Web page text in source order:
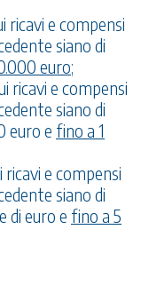
ricavi e compensi
siano di
euro;
ricavi e compensi
siano di
euro e fino a 1
e compensi
siano di
di euro e fino a 5